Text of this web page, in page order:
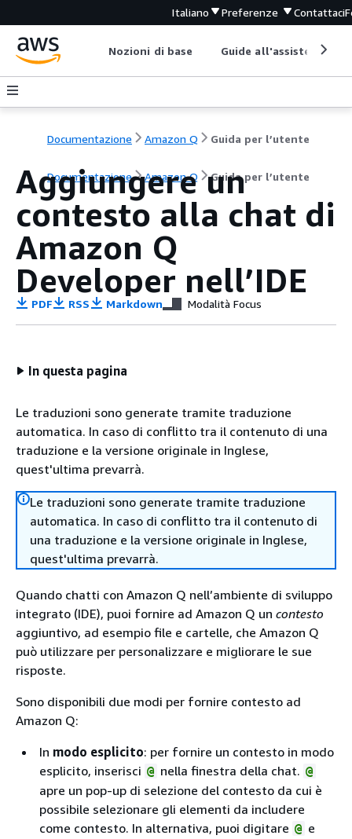
Italiano Preferenze Contattaci
Nozioni di base Guide all'assistenza
Documentazione Amazon Q Guida per l’utente
Documentazione Amazon Q Guida per l’utente
Aggiungere un
contesto alla chat di
Amazon Q
Developer nell’IDE
PDF RSS Markdown Modalità Focus
In questa pagina
Le traduzioni sono generate tramite traduzione
automatica. In caso di conflitto tra il contenuto di una
traduzione e la versione originale in Inglese,
quest'ultima prevarrà.
Le traduzioni sono generate tramite traduzione
automatica. In caso di conflitto tra il contenuto di
una traduzione e la versione originale in Inglese,
quest'ultima prevarrà.
Quando chatti con Amazon Q nell’ambiente di sviluppo
integrato (IDE), puoi fornire ad Amazon Q un contesto
aggiuntivo, ad esempio file e cartelle, che Amazon Q
può utilizzare per personalizzare e migliorare le sue
risposte.
Sono disponibili due modi per fornire contesto ad
Amazon Q:
In modo esplicito: per fornire un contesto in modo
esplicito, inserisci @ nella finestra della chat. @
apre un pop-up di selezione del contesto da cui è
possibile selezionare gli elementi da includere
come contesto. In alternativa, puoi digitare @ e